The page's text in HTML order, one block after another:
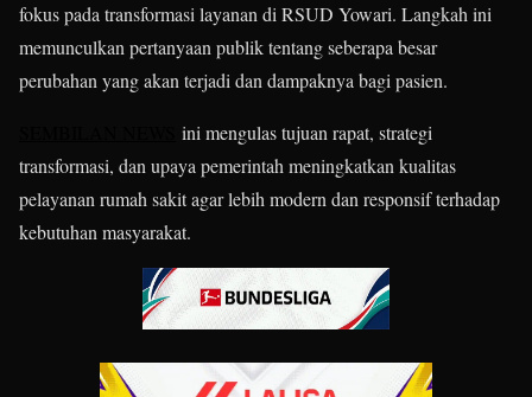
fokus pada transformasi layanan di RSUD Yowari. Langkah ini
memunculkan pertanyaan publik tentang seberapa besar
perubahan yang akan terjadi dan dampaknya bagi pasien.
ini mengulas tujuan rapat, strategi
transformasi, dan upaya pemerintah meningkatkan kualitas
pelayanan rumah sakit agar lebih modern dan responsif terhadap
kebutuhan masyarakat.